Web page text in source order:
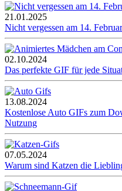
21.01.2025
Nicht vergessen am 14.
02.10.2024
Das perfekte GIF für jede
13.08.2024
Kostenlose Auto GIFs zum
Nutzung
07.05.2024
Warum sind Katzen die